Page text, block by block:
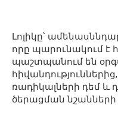
Լոլիկը՝
որը պարունակում է
պաշտպանում են
ռադիկալների դեմ և
ծերացման